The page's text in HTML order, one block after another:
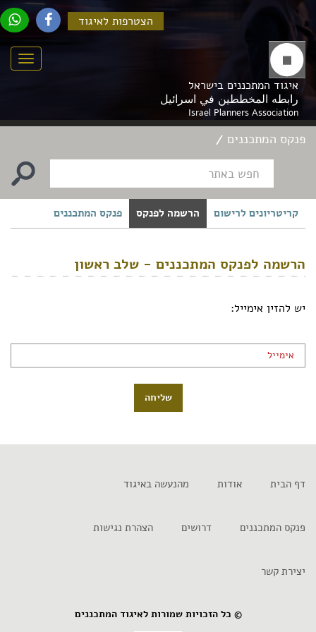
הצטרפות לאיגוד
איגוד המתכננים בישראל
رابطه المخططين في اسرائيل
Israel Planners Association
פנקס המתכננים
קריטריונים לרישום הרשמה לפנקס פנקס המתכננים
הרשמה לפנקס המתכננים - שלב ראשון
יש להזין אימייל:
שליחה
דף הבית אודות מהנעשה באיגוד
פנקס המתכננים דרושים הצהרת נגישות
יצירת קשר
© כל הזכויות שמורות לאיגוד המתכננים